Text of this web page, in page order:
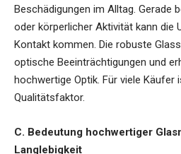
Beschädigungen im Alltag. Gerade
oder körperlicher Aktivität kann die
Kontakt kommen. Die robuste
optische Beeinträchtigungen und
hochwertige Optik. Für viele Käufer
Qualitätsfaktor.
C. Bedeutung hochwertiger
Langlebigkeit